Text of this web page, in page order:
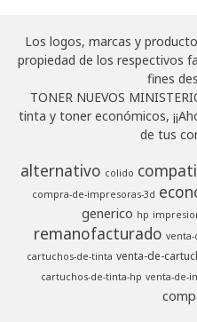
Los logos, marcas y
propiedad de los respectivos
fines
TONER NUEVOS
tinta y toner económicos,
de tus
alternativo colido
compra-de-impresoras-3d
generico hp
remanofacturado
cartuchos-de-tinta venta-de-
cartuchos-de-tinta-hp venta-de-